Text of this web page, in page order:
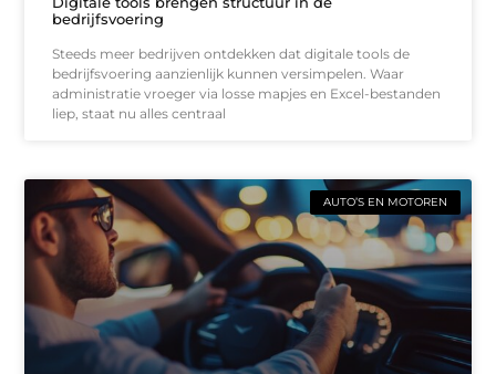
bedrijfsvoering
Steeds meer bedrijven ontdekken dat digitale tools de
bedrijfsvoering aanzienlijk kunnen versimpelen. Waar
administratie vroeger via losse mapjes en Excel-bestanden
liep, staat nu alles centraal
AUTO’S EN MOTOREN